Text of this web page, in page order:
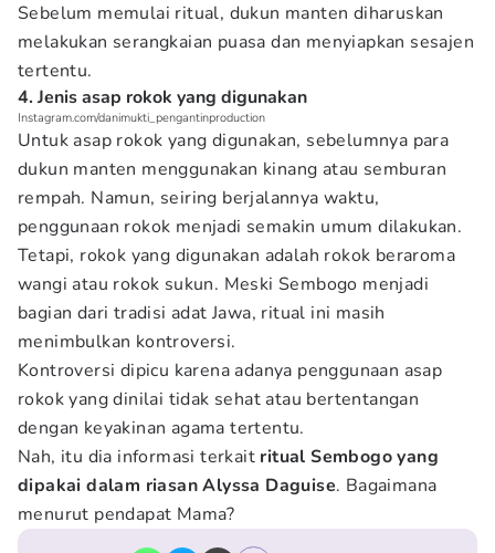
Sebelum memulai ritual, dukun manten diharuskan
melakukan serangkaian puasa dan menyiapkan sesajen
tertentu.
4. Jenis asap rokok yang digunakan
Instagram.com/danimukti_pengantinproduction
Untuk asap rokok yang digunakan, sebelumnya para
dukun manten menggunakan kinang atau semburan
rempah. Namun, seiring berjalannya waktu,
penggunaan rokok menjadi semakin umum dilakukan.
Tetapi, rokok yang digunakan adalah rokok beraroma
wangi atau rokok sukun. Meski Sembogo menjadi
bagian dari tradisi adat Jawa, ritual ini masih
menimbulkan kontroversi.
Kontroversi dipicu karena adanya penggunaan asap
rokok yang dinilai tidak sehat atau bertentangan
dengan keyakinan agama tertentu.
Nah, itu dia informasi terkait ritual Sembogo yang
dipakai dalam riasan Alyssa Daguise. Bagaimana
menurut pendapat Mama?